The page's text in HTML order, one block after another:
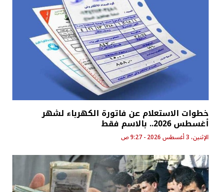
خطوات الاستعلام عن فاتورة الكهرباء لشهر
أغسطس 2026.. بالاسم فقط
الإثنين، 3 أغسطس 2026 - 9:27 ص